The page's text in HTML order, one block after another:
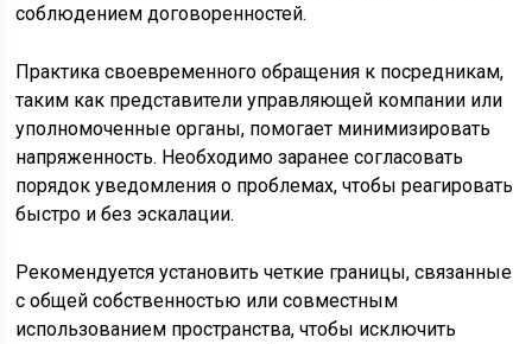
соблюдением договоренностей.
Практика своевременного обращения к посредникам,
таким как представители управляющей компании или
уполномоченные органы, помогает минимизировать
напряженность. Необходимо заранее согласовать
порядок уведомления о проблемах, чтобы реагировать
быстро и без эскалации.
Рекомендуется установить четкие границы, связанные
с общей собственностью или совместным
использованием пространства, чтобы исключить